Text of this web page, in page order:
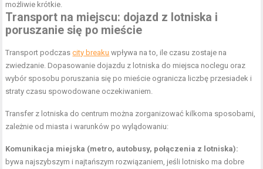
możliwie krótkie.
Transport na miejscu: dojazd z lotniska i
poruszanie się po mieście
Transport podczascity breaku wpływa na to, ile czasu zostaje na
zwiedzanie. Dopasowanie dojazdu z lotniska do miejsca noclegu oraz
wybór sposobu poruszania się po mieście ogranicza liczbę przesiadek i
straty czasu spowodowane oczekiwaniem.
Transfer z lotniska do centrum można zorganizować kilkoma sposobami,
zależnie od miasta i warunków po wylądowaniu:
Komunikacja miejska (metro, autobusy, połączenia z lotniska):
bywa najszybszym i najtańszym rozwiązaniem, jeśli lotnisko ma dobre